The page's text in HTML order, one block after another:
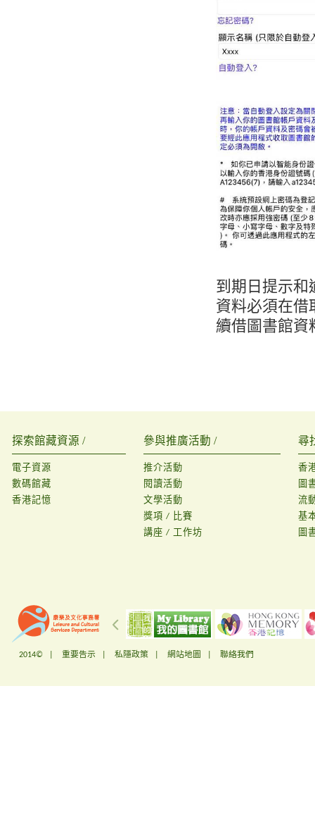
到期日提示和
資料必須在借
續借圖書館資
探索館藏資源 /
電子資源
數碼館藏
香港記憶
參與推廣活動 /
推介活動
閱讀活動
文學活動
獎項 / 比賽
講座 / 工作坊
尋
香
圖
流
基
圖
2014© | 重要告示 私隱政策 網站地圖 聯絡我們